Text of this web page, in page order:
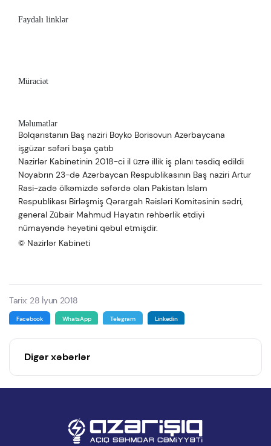
Faydalı linklər
Müraciət
Məlumatlar
Bolqarıstanın Baş naziri Boyko Borisovun Azərbaycana
işgüzar səfəri başa çatıb
Nazirlər Kabinetinin 2018-ci il üzrə illik iş planı təsdiq edildi
Noyabrın 23-də Azərbaycan Respublikasının Baş naziri Artur
Rasi-zadə ölkəmizdə səfərdə olan Pakistan İslam
Respublikası Birləşmiş Qərargah Rəisləri Komitəsinin sədri,
general Zübair Mahmud Hayatın rəhbərlik etdiyi
nümayəndə heyətini qəbul etmişdir.
© Nazirlər Kabineti
Tarix: 28 İyun 2018
Facebook WhatsApp Telegram Linkedin
Digər xəbərlər